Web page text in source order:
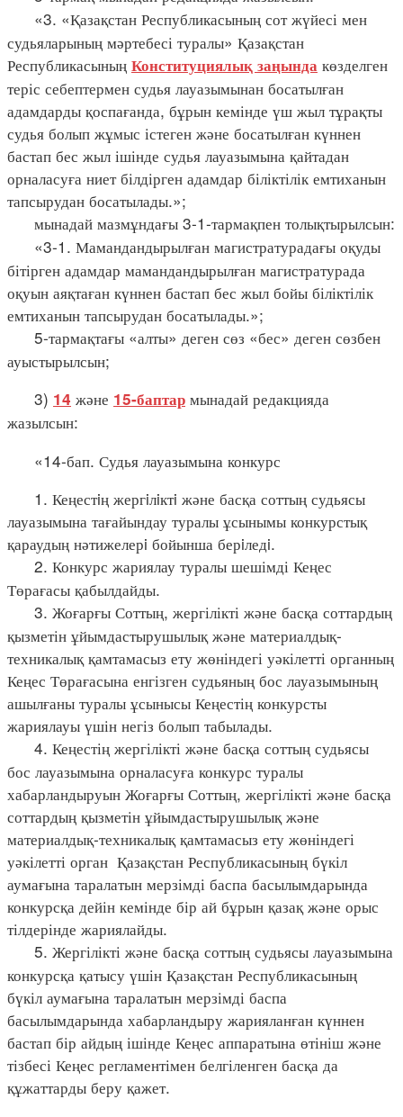
«3. «Қазақстан Республикасының сот жүйесі мен
судьяларының мәртебесі туралы» Қазақстан
Республикасының Конституциялық заңында көзделген
теріс себептермен судья лауазымынан босатылған
адамдарды қоспағанда, бұрын кемінде үш жыл тұрақты
судья болып жұмыс істеген және босатылған күннен
бастап бес жыл ішінде судья лауазымына қайтадан
орналасуға ниет білдірген адамдар біліктілік емтиханын
тапсырудан босатылады.»;
мынадай мазмұндағы 3-1-тармақпен толықтырылсын:
«3-1. Мамандандырылған магистратурадағы оқуды
бітірген адамдар мамандандырылған магистратурада
оқуын аяқтаған күннен бастап бес жыл бойы біліктілік
емтиханын тапсырудан босатылады.»;
5-тармақтағы «алты» деген сөз «бес» деген сөзбен
ауыстырылсын;
3) 14 және 15-баптар мынадай редакцияда
жазылсын:
«14-бап. Судья лауазымына конкурс
1. Кеңестiң жергiлiктi және басқа соттың судьясы
лауазымына тағайындау туралы ұсынымы конкурстық
қараудың нәтижелерi бойынша берiледi.
2. Конкурс жариялау туралы шешімді Кеңес
Төрағасы қабылдайды.
3. Жоғарғы Соттың, жергілікті және басқа соттардың
қызметін ұйымдастырушылық және материалдық-
техникалық қамтамасыз ету жөніндегі уәкілетті органның
Кеңес Төрағасына енгізген судьяның бос лауазымының
ашылғаны туралы ұсынысы Кеңестің конкурсты
жариялауы үшін негіз болып табылады.
4. Кеңестің жергілікті және басқа соттың судьясы
бос лауазымына орналасуға конкурс туралы
хабарландыруын Жоғарғы Соттың, жергілікті және басқа
соттардың қызметін ұйымдастырушылық және
материалдық-техникалық қамтамасыз ету жөніндегі
уәкілетті орган Қазақстан Республикасының бүкіл
аумағына таралатын мерзімді баспа басылымдарында
конкурсқа дейін кемінде бір ай бұрын қазақ және орыс
тілдерінде жариялайды.
5. Жергілікті және басқа соттың судьясы лауазымына
конкурсқа қатысу үшін Қазақстан Республикасының
бүкіл аумағына таралатын мерзімді баспа
басылымдарында хабарландыру жарияланған күннен
бастап бір айдың ішінде Кеңес аппаратына өтініш және
тізбесі Кеңес регламентімен белгіленген басқа да
құжаттарды беру қажет.